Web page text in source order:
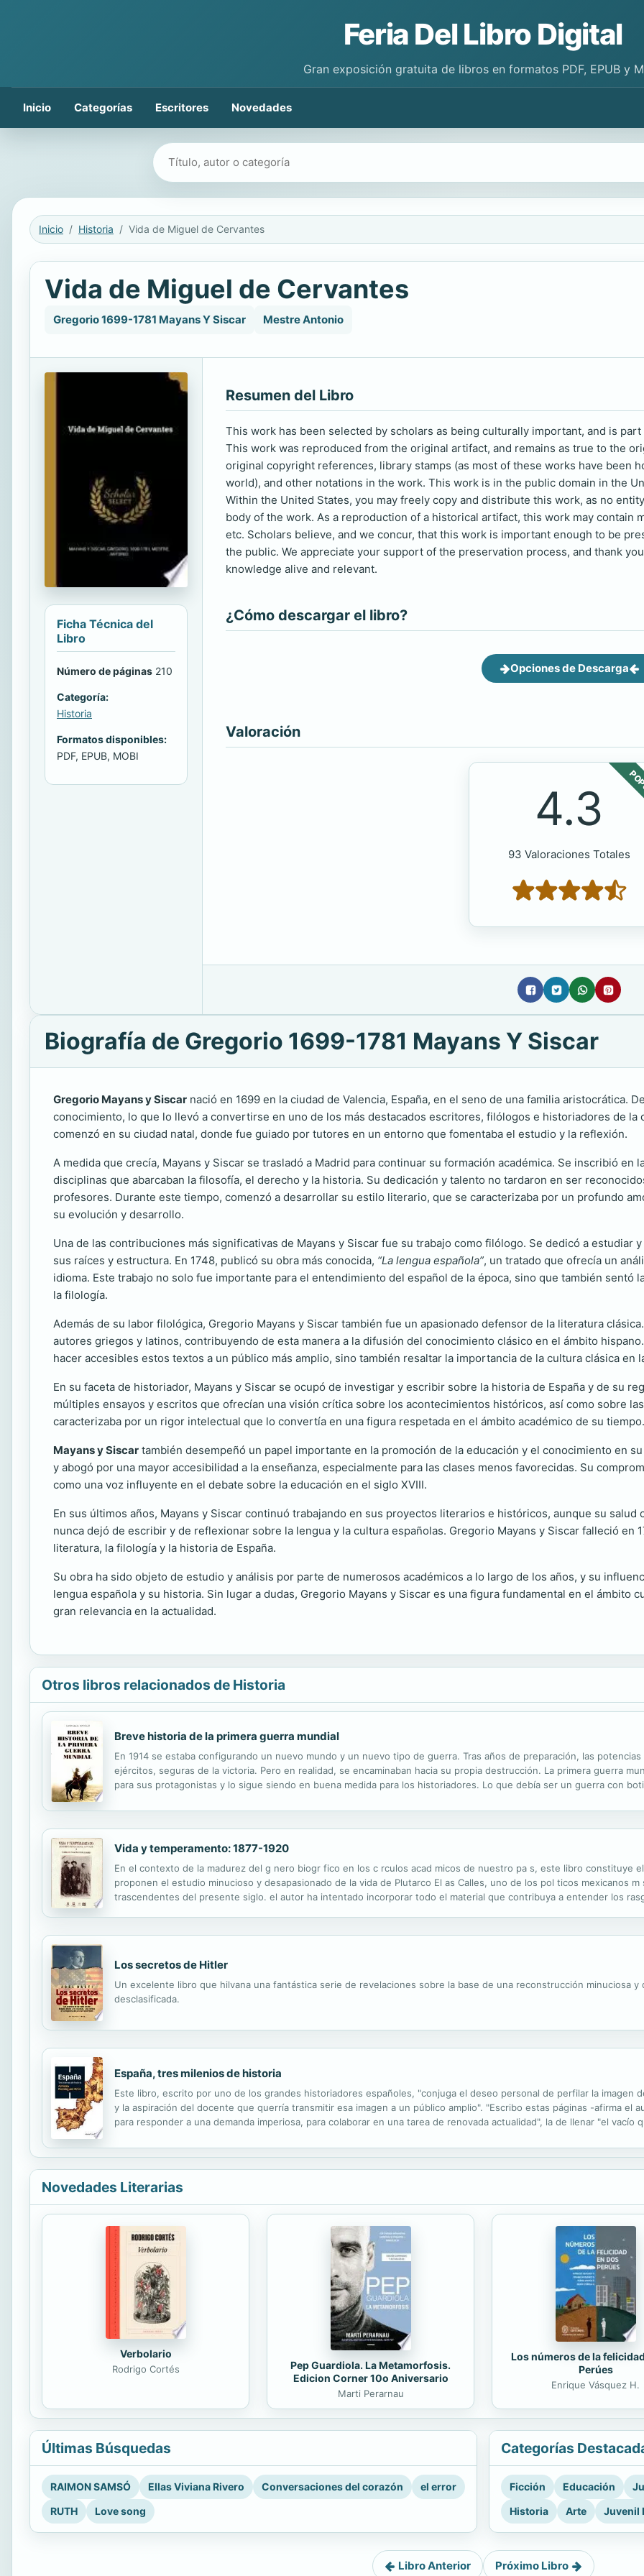
Feria Del Libro Digital
Gran exposición gratuita de libros en formatos PDF, EPUB y
Inicio Categorías Escritores Novedades
Buscar libros
Inicio Historia Vida de Miguel de Cervantes
Vida de Miguel de Cervantes
Gregorio 1699-1781 Mayans Y Siscar Mestre Antonio
Ficha Técnica del
Libro
Número de páginas 210
Categoría:
Historia
Formatos disponibles:
PDF, EPUB, MOBI
Resumen del Libro
This work has been selected by scholars as being culturally important, and is
This work was reproduced from the original artifact, and remains as true to the
original copyright references, library stamps (as most of these works have been
world), and other notations in the work. This work is in the public domain in the
Within the United States, you may freely copy and distribute this work, as no
body of the work. As a reproduction of a historical artifact, this work may contain
etc. Scholars believe, and we concur, that this work is important enough to be
the public. We appreciate your support of the preservation process, and thank
knowledge alive and relevant.
¿Cómo descargar el libro?
Opciones de Descarga
Valoración
4.3
93 Valoraciones Totales
Biografía de Gregorio 1699-1781 Mayans Y Siscar
Gregorio Mayans y Siscar nació en 1699 en la ciudad de Valencia, España, en el seno de una familia aristocrática.
conocimiento, lo que lo llevó a convertirse en uno de los más destacados escritores, filólogos e historiadores de la
comenzó en su ciudad natal, donde fue guiado por tutores en un entorno que fomentaba el estudio y la reflexión.
A medida que crecía, Mayans y Siscar se trasladó a Madrid para continuar su formación académica. Se inscribió
disciplinas que abarcaban la filosofía, el derecho y la historia. Su dedicación y talento no tardaron en ser
profesores. Durante este tiempo, comenzó a desarrollar su estilo literario, que se caracterizaba por un profundo
su evolución y desarrollo.
Una de las contribuciones más significativas de Mayans y Siscar fue su trabajo como filólogo. Se dedicó a estudiar
sus raíces y estructura. En 1748, publicó su obra más conocida, “La lengua española”, un tratado que ofrecía un
idioma. Este trabajo no solo fue importante para el entendimiento del español de la época, sino que también sentó
la filología.
Además de su labor filológica, Gregorio Mayans y Siscar también fue un apasionado defensor de la literatura
autores griegos y latinos, contribuyendo de esta manera a la difusión del conocimiento clásico en el ámbito
hacer accesibles estos textos a un público más amplio, sino también resaltar la importancia de la cultura clásica en
En su faceta de historiador, Mayans y Siscar se ocupó de investigar y escribir sobre la historia de España y de su
múltiples ensayos y escritos que ofrecían una visión crítica sobre los acontecimientos históricos, así como sobre
caracterizaba por un rigor intelectual que lo convertía en una figura respetada en el ámbito académico de su tiempo.
Mayans y Siscar también desempeñó un papel importante en la promoción de la educación y el conocimiento en
y abogó por una mayor accesibilidad a la enseñanza, especialmente para las clases menos favorecidas. Su
como una voz influyente en el debate sobre la educación en el siglo XVIII.
En sus últimos años, Mayans y Siscar continuó trabajando en sus proyectos literarios e históricos, aunque su
nunca dejó de escribir y de reflexionar sobre la lengua y la cultura españolas. Gregorio Mayans y Siscar falleció en
literatura, la filología y la historia de España.
Su obra ha sido objeto de estudio y análisis por parte de numerosos académicos a lo largo de los años, y su
lengua española y su historia. Sin lugar a dudas, Gregorio Mayans y Siscar es una figura fundamental en el ámbito
gran relevancia en la actualidad.
Otros libros relacionados de Historia
Breve historia de la primera guerra mundial
En 1914 se estaba configurando un nuevo mundo y un nuevo tipo de guerra. Tras años de preparación, las
ejércitos, seguras de la victoria. Pero en realidad, se encaminaban hacia su propia destrucción. La primera guerra
para sus protagonistas y lo sigue siendo en buena medida para los historiadores. Lo que debía ser un guerra con
Vida y temperamento: 1877-1920
En el contexto de la madurez del g nero biogr fico en los c rculos acad micos de nuestro pa s, este libro constituye
proponen el estudio minucioso y desapasionado de la vida de Plutarco El as Calles, uno de los pol ticos mexicanos
trascendentes del presente siglo. el autor ha intentado incorporar todo el material que contribuya a entender los
Los secretos de Hitler
Un excelente libro que hilvana una fantástica serie de revelaciones sobre la base de una reconstrucción minuciosa
desclasificada.
España, tres milenios de historia
Este libro, escrito por uno de los grandes historiadores españoles, "conjuga el deseo personal de perfilar la imagen
y la aspiración del docente que querría transmitir esa imagen a un público amplio". "Escribo estas páginas -afirma el
para responder a una demanda imperiosa, para colaborar en una tarea de renovada actualidad", la de llenar "el vacío
Novedades Literarias
Verbolario
Rodrigo Cortés
Pep Guardiola. La Metamorfosis.
Edicion Corner 10o Aniversario
Marti Perarnau
Los números de la
Perúes
Enrique Vásquez H.
Últimas Búsquedas
RAIMON SAMSÓ Ellas Viviana Rivero Conversaciones del corazón
el error
RUTH
Love song
Categorías
Ficción Educación
Historia
Arte Juvenil
Libro Anterior Próximo Libro